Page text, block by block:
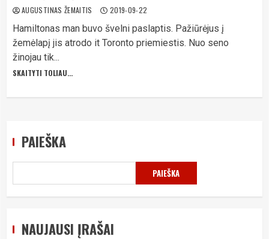
AUGUSTINAS ŽEMAITIS 2019-09-22
Hamiltonas man buvo švelni paslaptis. Pažiūrėjus į
žemėlapį jis atrodo it Toronto priemiestis. Nuo seno
žinojau tik...
SKAITYTI TOLIAU...
PAIEŠKA
PAIEŠKA
NAUJAUSI ĮRAŠAI